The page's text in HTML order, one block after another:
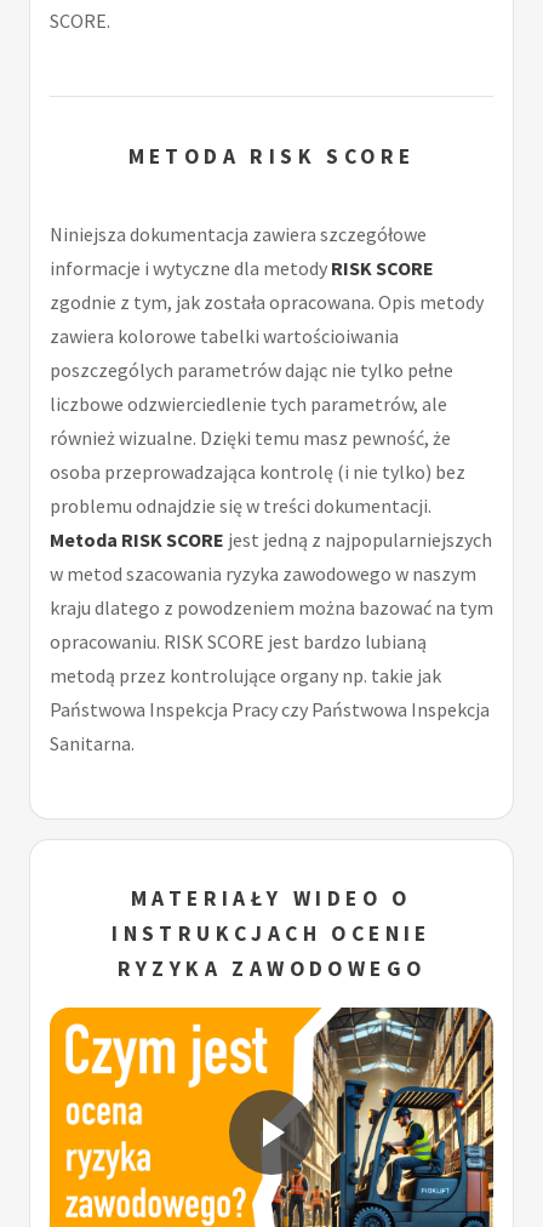
SCORE.
METODA RISK SCORE
Niniejsza dokumentacja zawiera szczegółowe
informacje i wytyczne dla metody RISK SCORE
zgodnie z tym, jak została opracowana. Opis metody
zawiera kolorowe tabelki wartościoiwania
poszczególych parametrów dając nie tylko pełne
liczbowe odzwierciedlenie tych parametrów, ale
również wizualne. Dzięki temu masz pewność, że
osoba przeprowadzająca kontrolę (i nie tylko) bez
problemu odnajdzie się w treści dokumentacji.
Metoda RISK SCORE jest jedną z najpopularniejszych
w metod szacowania ryzyka zawodowego w naszym
kraju dlatego z powodzeniem można bazować na tym
opracowaniu. RISK SCORE jest bardzo lubianą
metodą przez kontrolujące organy np. takie jak
Państwowa Inspekcja Pracy czy Państwowa Inspekcja
Sanitarna.
MATERIAŁY WIDEO O
INSTRUKCJACH OCENIE
RYZYKA ZAWODOWEGO